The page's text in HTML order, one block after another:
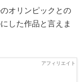
オリンピックとの
した作品と言えま